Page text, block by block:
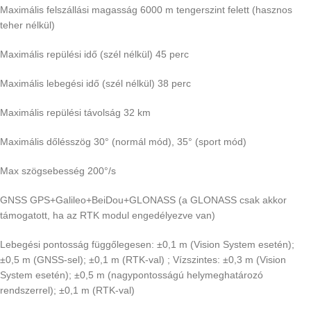
Maximális felszállási magasság 6000 m tengerszint felett (hasznos
teher nélkül)
Maximális repülési idő (szél nélkül) 45 perc
Maximális lebegési idő (szél nélkül) 38 perc
Maximális repülési távolság 32 km
Maximális dőlésszög 30° (normál mód), 35° (sport mód)
Max szögsebesség 200°/s
GNSS GPS+Galileo+BeiDou+GLONASS (a GLONASS csak akkor
támogatott, ha az RTK modul engedélyezve van)
Lebegési pontosság függőlegesen: ±0,1 m (Vision System esetén);
±0,5 m (GNSS-sel); ±0,1 m (RTK-val) ; Vízszintes: ±0,3 m (Vision
System esetén); ±0,5 m (nagypontosságú helymeghatározó
rendszerrel); ±0,1 m (RTK-val)